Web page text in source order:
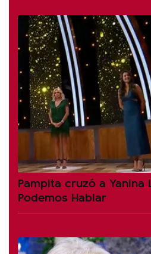
Pampita cruzó a Yanina
Podemos Hablar